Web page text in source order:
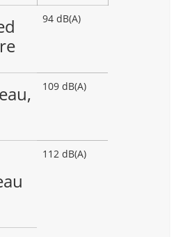
94 dB(A)
109 dB(A)
112 dB(A)